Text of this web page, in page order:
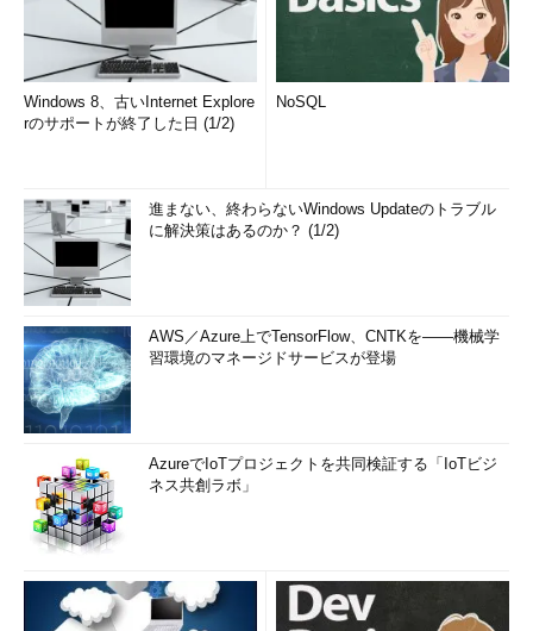
Windows 8、古いInternet Explore
rのサポートが終了した日 (1/2)
NoSQL
進まない、終わらないWindows Updateのトラブル
に解決策はあるのか？ (1/2)
AWS／Azure上でTensorFlow、CNTKを――機械学
習環境のマネージドサービスが登場
AzureでIoTプロジェクトを共同検証する「IoTビジ
ネス共創ラボ」